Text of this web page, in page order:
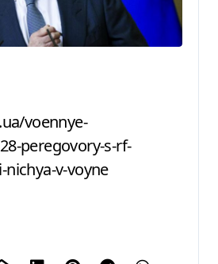
voennye-
peregovory-s-rf-
nichya-v-voyne